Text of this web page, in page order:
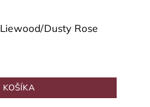
Dusty Rose
KOŠÍKA